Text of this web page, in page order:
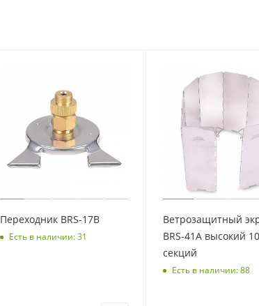
Переходник BRS-17B
Есть в наличии: 31
Ветрозащитный
BRS-41A высокий 10
секций
Есть в наличии: 88